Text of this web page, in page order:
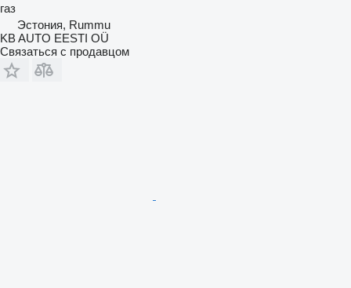
газ
Эстония, Rummu
KB AUTO EESTI OÜ
Связаться с продавцом